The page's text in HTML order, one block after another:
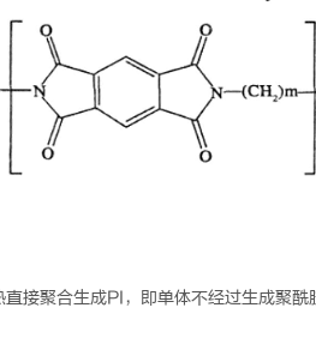
接聚合生成PI，即单体不经过生成聚酰